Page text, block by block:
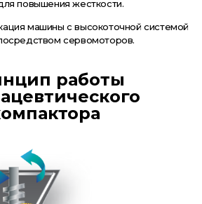
повышения жесткости.
машины с высокоточной системой
сервомоторов.
работы